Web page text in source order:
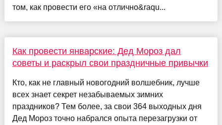
том, как провести его «на отлично&raqu...
Как провести январские: Дед Мороз дал
советы и раскрыл свои праздничные привычки
Кто, как не главный новогодний волшебник, лучше
всех знает секрет незабываемых зимних
праздников? Тем более, за свои 364 выходных дня
Дед Мороз точно набрался опыта перезагрузки от